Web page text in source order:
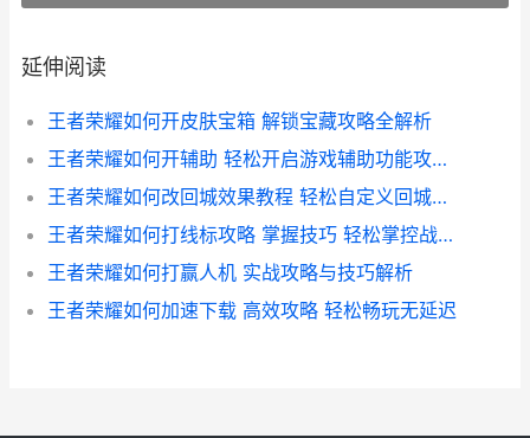
延伸阅读
王者荣耀如何开皮肤宝箱 解锁宝藏攻略全解析
王者荣耀如何开辅助 轻松开启游戏辅助功能攻略全解析
王者荣耀如何改回城效果教程 轻松自定义回城动画 打造个性游戏体验
王者荣耀如何打线标攻略 掌握技巧 轻松掌控战场优势
王者荣耀如何打赢人机 实战攻略与技巧解析
王者荣耀如何加速下载 高效攻略 轻松畅玩无延迟